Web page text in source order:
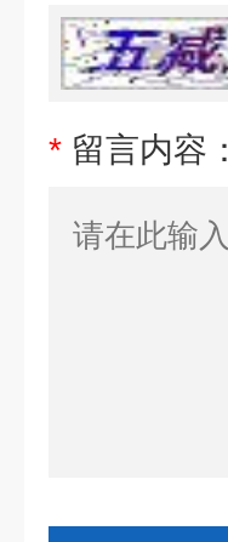
* 留言内容：